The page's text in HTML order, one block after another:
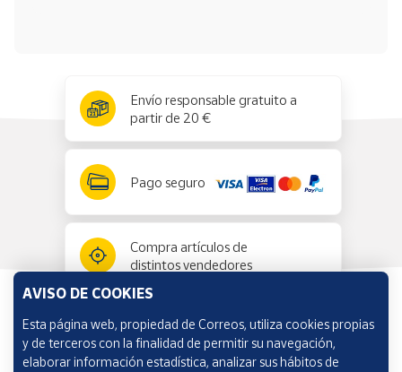
Envío responsable gratuito a
partir de 20 €
Pago seguro
Compra artículos de
distintos vendedores
Información y ayuda
AVISO DE COOKIES
Esta página web, propiedad de Correos, utiliza cookies propias
y de terceros con la finalidad de permitir su navegación,
elaborar información estadística, analizar sus hábitos de